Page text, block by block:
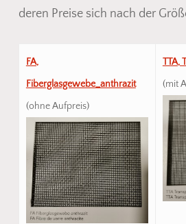
deren Preise sich nach der
FA,
Fiberglasgewebe_anthrazit
(ohne Aufpreis)
TTA,
(mit